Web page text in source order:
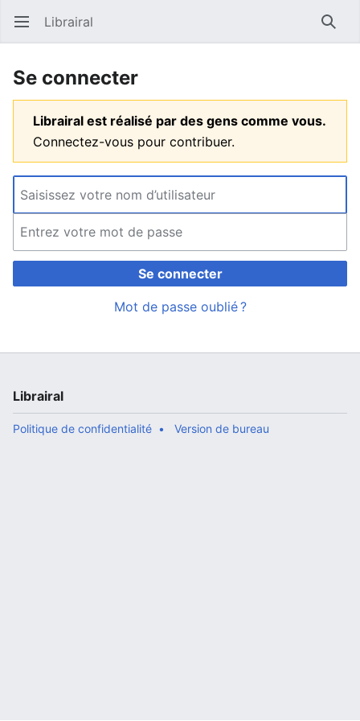
Ouvrir le menu principal Librairal
Se connecter
Librairal est réalisé par des gens comme vous.
Connectez-vous pour contribuer.
Se connecter
Mot de passe oublié ?
Librairal
Politique de confidentialité Version de bureau